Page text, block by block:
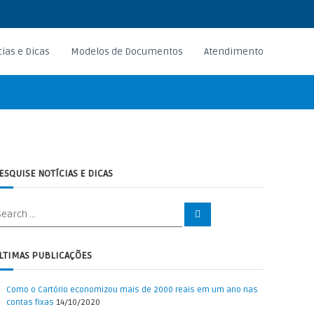
e Dicas Modelos de Documentos Atendimento
NOTÍCIAS E DICAS
S
PUBLICAÇÕES
Como o Cartório economizou mais de 2000 reais em um ano nas
contas fixas 14/10/2020